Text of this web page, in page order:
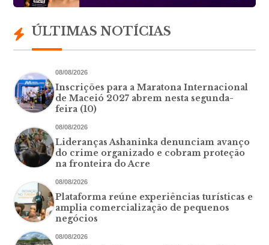
ÚLTIMAS NOTÍCIAS
08/08/2026
Inscrições para a Maratona Internacional
de Maceió 2027 abrem nesta segunda-
feira (10)
08/08/2026
Lideranças Ashaninka denunciam avanço
do crime organizado e cobram proteção
na fronteira do Acre
08/08/2026
Plataforma reúne experiências turísticas e
amplia comercialização de pequenos
negócios
08/08/2026